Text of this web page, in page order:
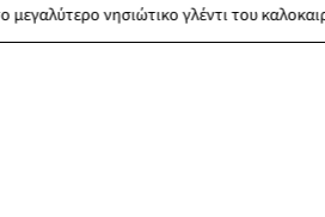
γλέντι του καλοκαιριού